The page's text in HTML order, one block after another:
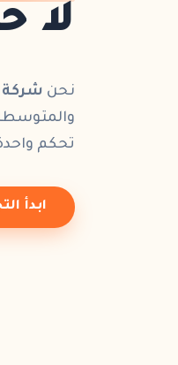
لا
نحن شركة
تحكم
ابدأ